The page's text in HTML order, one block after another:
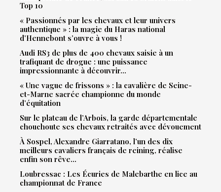
Top 10
« Passionnés par les chevaux et leur univers
authentique » : la magie du Haras national
d’Hennebont s’ouvre à vous !
Audi RS3 de plus de 400 chevaux saisie à un
trafiquant de drogue : une puissance
impressionnante à découvrir…
« Une vague de frissons » : la cavalière de Seine-
et-Marne sacrée championne du monde
d’équitation
Sur le plateau de l’Arbois, la garde départementale
chouchoute ses chevaux retraités avec dévouement
À Sospel, Alexandre Giarratano, l’un des dix
meilleurs cavaliers français de reining, réalise
enfin son rêve…
Loubressac : Les Écuries de Malebarthe en lice au
championnat de France